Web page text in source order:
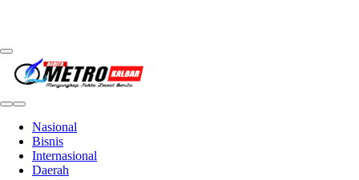
Nasional
Bisnis
Internasional
Daerah